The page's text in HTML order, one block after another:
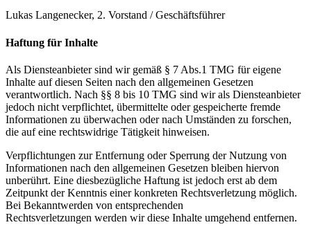
Lukas Langenecker, 2. Vorstand / Geschäftsführer
Haftung für Inhalte
Als Diensteanbieter sind wir gemäß § 7 Abs.1 TMG für eigene
Inhalte auf diesen Seiten nach den allgemeinen Gesetzen
verantwortlich. Nach §§ 8 bis 10 TMG sind wir als Diensteanbieter
jedoch nicht verpflichtet, übermittelte oder gespeicherte fremde
Informationen zu überwachen oder nach Umständen zu forschen,
die auf eine rechtswidrige Tätigkeit hinweisen.
Verpflichtungen zur Entfernung oder Sperrung der Nutzung von
Informationen nach den allgemeinen Gesetzen bleiben hiervon
unberührt. Eine diesbezügliche Haftung ist jedoch erst ab dem
Zeitpunkt der Kenntnis einer konkreten Rechtsverletzung möglich.
Bei Bekanntwerden von entsprechenden
Rechtsverletzungen werden wir diese Inhalte umgehend entfernen.